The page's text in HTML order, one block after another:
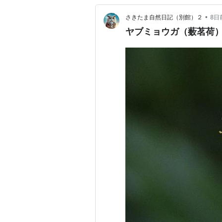
さきたま自然日記（別館）２ • 8日
ヤブミョウガ（薮茗荷